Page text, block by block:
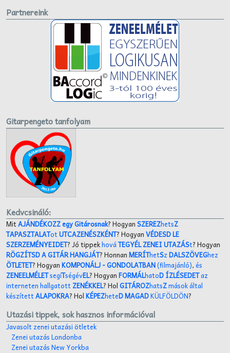
Partnereink
Gitarpengeto tanfolyam
Kedvcsináló:
MitAJÁNDÉKOZZ egy Gitárosnak? HogyanSZEREZhetsZ
TAPASZTALATotUTCAZENÉSZKÉNT? HogyanVÉDESD LE
SZERZEMÉNYEIDET? Jó tippekhováTEGYÉL ZENEI UTAZÁSt? Hogyan
RÖGZÍTSD A GITÁR HANGJÁT? HonnanMERÍThetSzDALSZÖVEGhez
ÖTLETET? HogyanKOMPONÁLJ- GONDOLATBAN(filmajánló),és
ZENEELMÉLETsegíTségévEL? HogyanFORMÁLhatoD ÍZLÉSEDETaz
interneten hallgatott ZENÉKKEL? HolGITÁROZhatsZmások által
készítettALAPOKRA? HolKÉPEZheteD MAGADKÜLFÖLDÖN?
Utazási tippek, sok hasznos információval
Javasolt zenei utazási ötletek
Zenei utazás Londonba
Zenei utazás New Yorkba